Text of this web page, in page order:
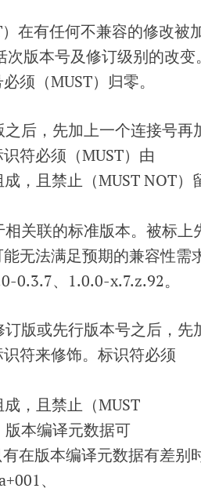
在有任何不兼容的修改被
版本号及修订级别的改变。
须（MUST）归零。
后，先加上一个连接号再
符必须（MUST）由
，且禁止（MUST NOT）
关联的标准版本。被标上
无法满足预期的兼容性需
0.3.7、1.0.0-x.7.z.92。
版或先行版本号之后，先
符来修饰。标识符必须
，且禁止（MUST
本编译元数据可
在版本编译元数据有差别
、